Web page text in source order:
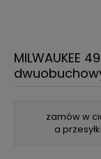
zamów w
a
MILWAUKEE